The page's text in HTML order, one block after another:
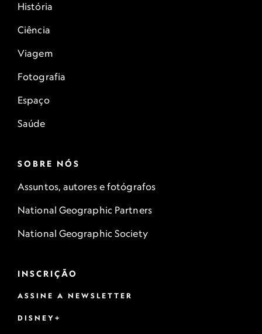
História
Ciência
Viagem
Fotografia
Espaço
Saúde
SOBRE NÓS
Assuntos, autores e fotógrafos
National Geographic Partners
National Geographic Society
INSCRIÇÃO
ASSINE A NEWSLETTER
DISNEY+